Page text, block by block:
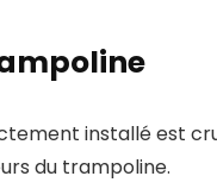
installé est
du trampoline.